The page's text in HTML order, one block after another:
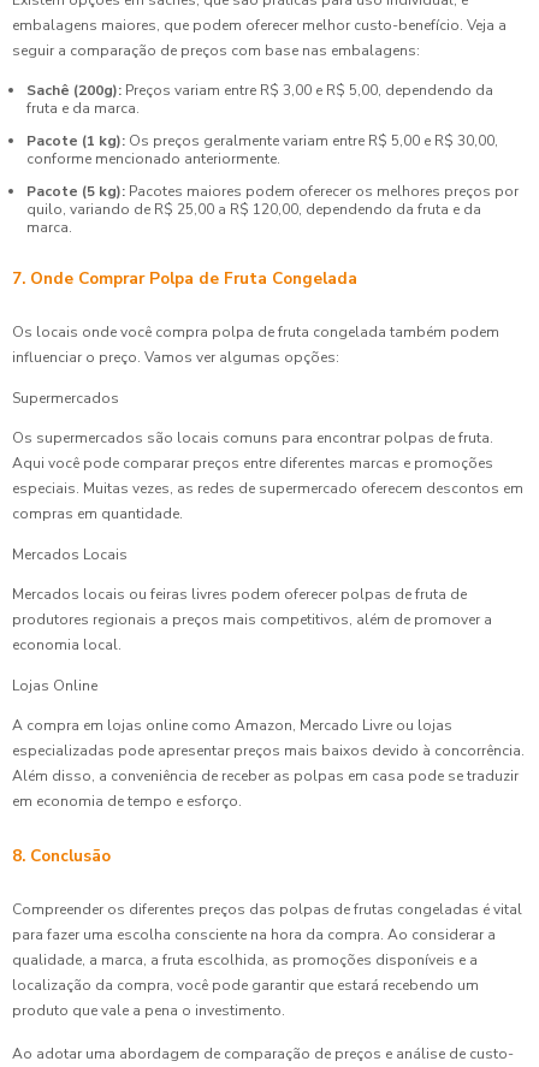
embalagens maiores, que podem oferecer melhor custo-benefício. Veja a
seguir a comparação de preços com base nas embalagens:
Sachê (200g): Preços variam entre R$ 3,00 e R$ 5,00, dependendo da
fruta e da marca.
Pacote (1 kg): Os preços geralmente variam entre R$ 5,00 e R$ 30,00,
conforme mencionado anteriormente.
Pacote (5 kg): Pacotes maiores podem oferecer os melhores preços por
quilo, variando de R$ 25,00 a R$ 120,00, dependendo da fruta e da
marca.
7. Onde Comprar Polpa de Fruta Congelada
Os locais onde você compra polpa de fruta congelada também podem
influenciar o preço. Vamos ver algumas opções:
Supermercados
Os supermercados são locais comuns para encontrar polpas de fruta.
Aqui você pode comparar preços entre diferentes marcas e promoções
especiais. Muitas vezes, as redes de supermercado oferecem descontos em
compras em quantidade.
Mercados Locais
Mercados locais ou feiras livres podem oferecer polpas de fruta de
produtores regionais a preços mais competitivos, além de promover a
economia local.
Lojas Online
A compra em lojas online como Amazon, Mercado Livre ou lojas
especializadas pode apresentar preços mais baixos devido à concorrência.
Além disso, a conveniência de receber as polpas em casa pode se traduzir
em economia de tempo e esforço.
8. Conclusão
Compreender os diferentes preços das polpas de frutas congeladas é vital
para fazer uma escolha consciente na hora da compra. Ao considerar a
qualidade, a marca, a fruta escolhida, as promoções disponíveis e a
localização da compra, você pode garantir que estará recebendo um
produto que vale a pena o investimento.
Ao adotar uma abordagem de comparação de preços e análise de custo-